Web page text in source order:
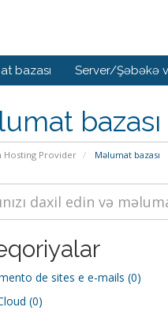
bazası Server/Şəbəkə
bazası
Hosting Provider Məlumat bazası
de sites e e-mails (0)
(0)